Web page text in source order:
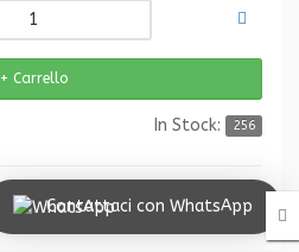
In Stock: 256
rapida
Contattaci con WhatsApp